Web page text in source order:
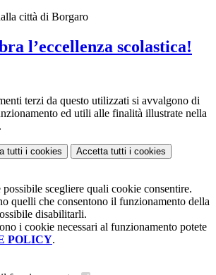
l’eccellenza scolastica!
terzi da questo utilizzati si avvalgono di
ed utili alle finalità illustrate nella
.
tutti i cookies Accetta tutti i cookies
possibile scegliere quali cookie consentire.
quelli che consentono il funzionamento della
disabilitarli.
i cookie necessari al funzionamento potete
POLICY.